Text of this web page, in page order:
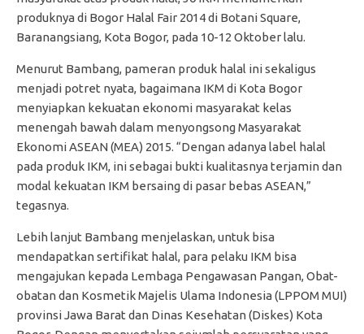
produknya di Bogor Halal Fair 2014 di Botani Square,
Baranangsiang, Kota Bogor, pada 10-12 Oktober lalu.
Menurut Bambang, pameran produk halal ini sekaligus
menjadi potret nyata, bagaimana IKM di Kota Bogor
menyiapkan kekuatan ekonomi masyarakat kelas
menengah bawah dalam menyongsong Masyarakat
Ekonomi ASEAN (MEA) 2015. “Dengan adanya label halal
pada produk IKM, ini sebagai bukti kualitasnya terjamin dan
modal kekuatan IKM bersaing di pasar bebas ASEAN,”
tegasnya.
Lebih lanjut Bambang menjelaskan, untuk bisa
mendapatkan sertifikat halal, para pelaku IKM bisa
mengajukan kepada Lembaga Pengawasan Pangan, Obat-
obatan dan Kosmetik Majelis Ulama Indonesia (LPPOM MUI)
provinsi Jawa Barat dan Dinas Kesehatan (Diskes) Kota